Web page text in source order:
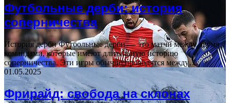
Футбольные дерби: история
соперничества
История дерби Футбольные дерби — это матчи между двумя
командами, которые имеют длительную историю
соперничества. Эти игры обычно проводятся между…
01.05.2025
Фрирайд: свобода на склонах